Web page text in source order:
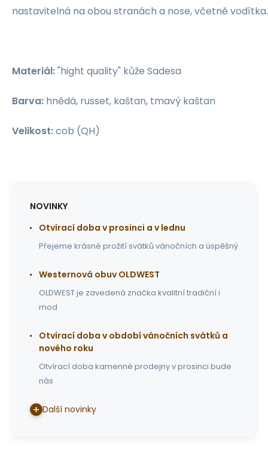
nastavitelná na obou stranách a nose, včetně vodítka.
Materiál:"hight quality" kůže Sadesa
Barva: hnědá, russet, kaštan, tmavý kaštan
Velikost:cob (QH)
NOVINKY
Otvírací doba v prosinci a v lednu
Přejeme krásné prožití svátků vánočních a úspěšný
Westernová obuv OLDWEST
OLDWEST je zavedená značka kvalitní tradiční i
mod
Otvírací doba v období vánočních svátků a
nového roku
Otvírací doba kamenné prodejny v prosinci bude
nás
Další novinky